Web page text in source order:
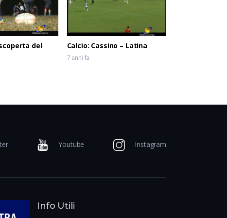
del
Calcio: Cassino – Latina
7 anni fa
Youtube Instagram
Info Utili